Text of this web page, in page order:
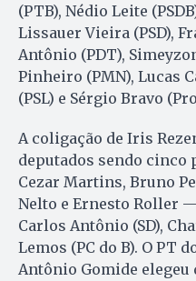
(PTB), Nédio Leite
Lissauer Vieira (PSD),
Antônio (PDT),
Pinheiro (PMN), Lucas
(PSL) e Sérgio Bravo
A coligação de Iris
deputados sendo cinco
Cezar Martins, Bruno
Nelto e Ernesto Roller
Carlos Antônio (SD),
Lemos (PC do B). O PT
Antônio Gomide